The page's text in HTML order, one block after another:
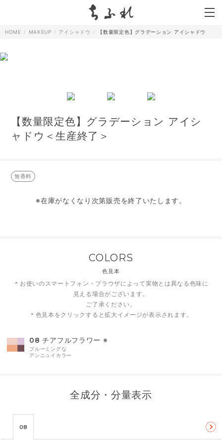
HOME MAKEUP アイシャドウ 【数量限定色】グラデーション アイシャドウ
【数量限定色】グラデーション アイシ
ャドウ＜生産終了＞
無香料
※在庫がなくなり次第販売を終了いたします。
COLORS
色見本
＊お使いのスマートフォン・ブラウザによって実物とは異なる色味に
見える場合がございます。
ご了承ください。
＊色見本をクリックすると拡大イメージが表示されます。
08 チアフルフラワー ※
ブルーミングな
アンニュイカラー
全成分・分量表示
08